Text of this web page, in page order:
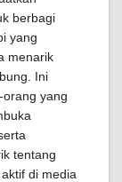
berbagi
yang
menarik
Ini
yang
tentang
di media